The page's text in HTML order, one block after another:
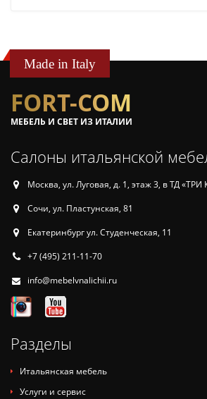
Made in Italy
FORT-COM
МЕБЕЛЬ И СВЕТ ИЗ ИТАЛИИ
Салоны итальянской
Москва, ул. Луговая, д. 1, этаж 3, в ТД «ТРИ
Сочи, ул. Пластунская, 81
Екатеринбург ул. Студенческая, 11
+7 (495) 211-11-70
info@mebelvnalichii.ru
Разделы
Итальянская мебель
Услуги и сервис